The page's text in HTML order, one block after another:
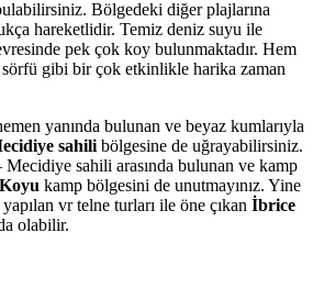
Bölgedeki diğer plajlarına
hareketlidir. Temiz deniz suyu ile
pek çok koy bulunmaktadır. Hem
gibi bir çok etkinlikle harika zaman
yanında bulunan ve beyaz kumlarıyla
sahili bölgesine de uğrayabilirsiniz.
sahili arasında bulunan ve kamp
kamp bölgesini de unutmayınız. Yine
vr telne turları ile öne çıkan İbrice
olabilir.